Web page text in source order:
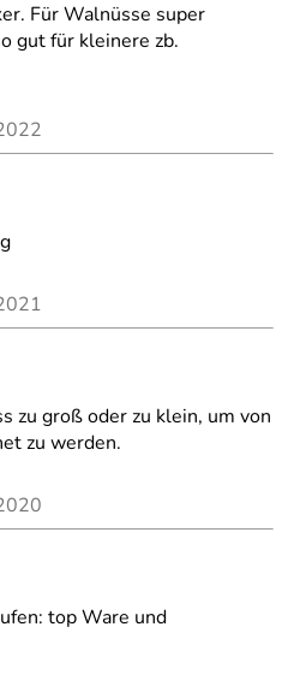
Für Walnüsse super
gut für kleinere zb.
zu groß oder zu klein, um von
zu werden.
top Ware und